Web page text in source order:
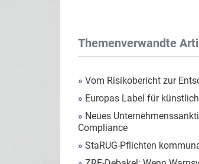
Themenverwandte
» Vom Risikobericht zur
» Europas Label für
» Neues
Compliance
» StaRUG-Pflichten